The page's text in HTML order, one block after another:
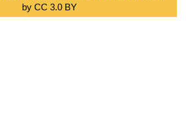
by CC 3.0 BY